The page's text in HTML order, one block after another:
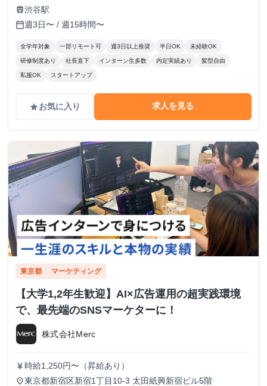
train渋谷駅
calendar_today週3日〜 / 週15時間〜
全学年対象 一部リモート可 週3日以上推奨 半日OK 未経験OK
研修制度あり 社長直下 インターン生多数 内定実績あり 髪型自由
私服OK スタートアップ
gradeお気に入り 求人を見る
東京都 マーケティング
【大学1,2年生歓迎】AI×広告運用の超実践環境
で、最先端のSNSマーケターに！
株式会社Merc
currency_yen 時給1,250円〜（昇給あり）
place東京都新宿区新宿1丁目10-3 太田紙興新宿ビル5階